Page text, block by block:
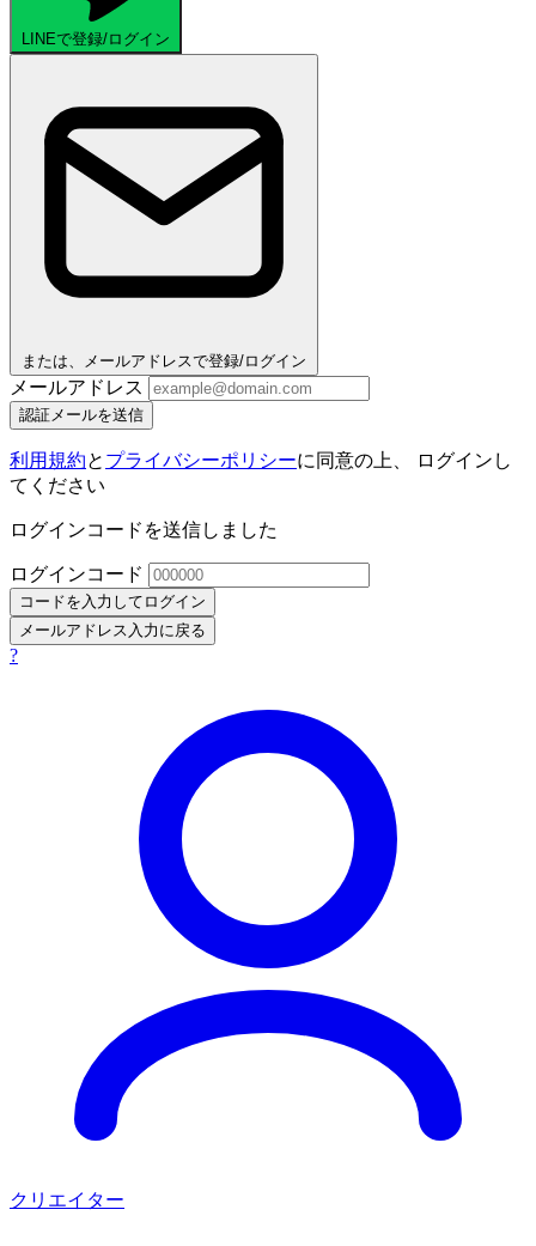
LINEで登録/ログイン
または、メールアドレスで登録/ログイン
メールアドレス
認証メールを送信
利用規約と プライバシーポリシーに同意の上、 ログインし
てください
ログインコードを送信しました
ログインコード
コードを入力してログイン
メールアドレス入力に戻る
?
クリエイター